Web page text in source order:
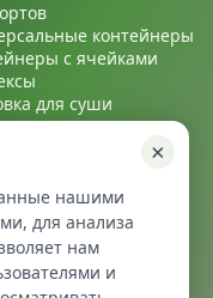
контейнеры
с ячейками
для суши
122 22 72
upakovka.ru
×
нашими
для анализа
нам
и